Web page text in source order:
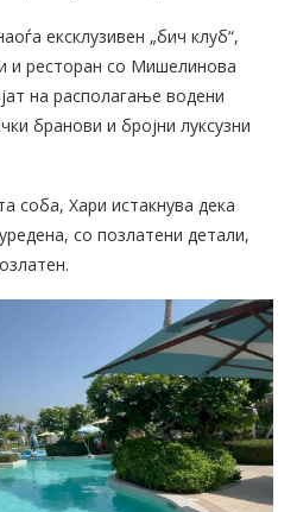
ексклузивен „бич клуб“,
и ресторан со Мишелинова
на располагање водени
бранови и бројни луксузни
соба, Хари истакнува дека
со позлатени детали,